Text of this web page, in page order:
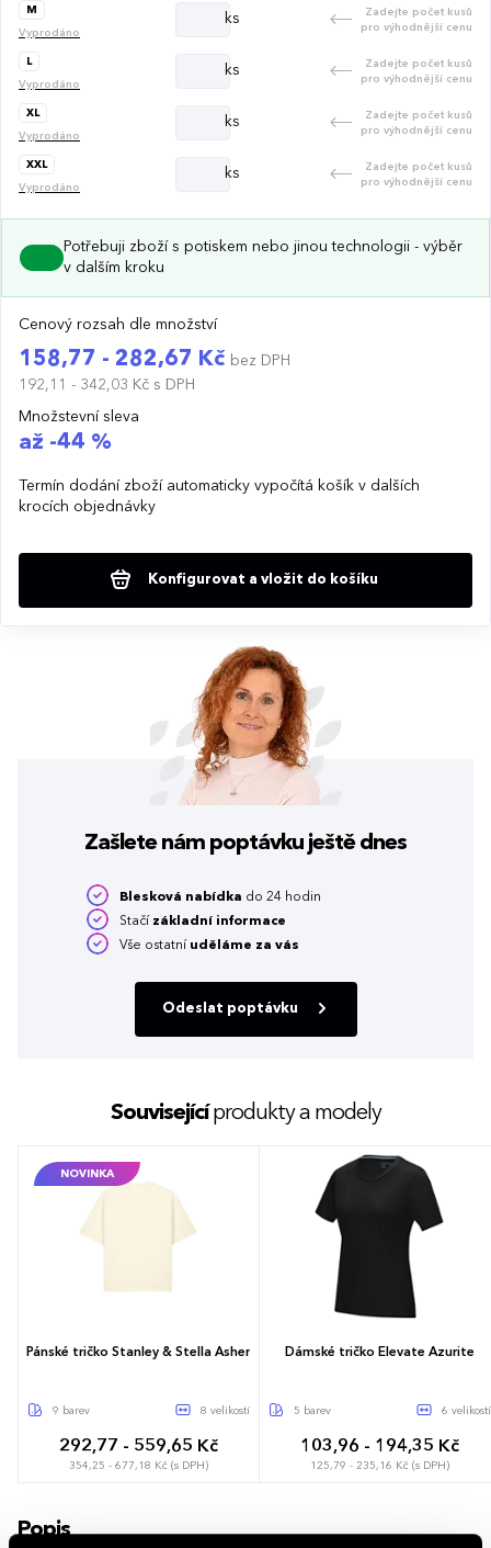
M
Vyprodáno
ks
Zadejte počet kusů
pro výhodnější cenu
L
Vyprodáno
ks
Zadejte počet kusů
pro výhodnější cenu
XL
Vyprodáno
ks
Zadejte počet kusů
pro výhodnější cenu
XXL
Vyprodáno
ks
Zadejte počet kusů
pro výhodnější cenu
Potřebuji zboží s potiskem nebo jinou technologii - výběr
v dalším kroku
Cenový rozsah dle množství
158,77 - 282,67 Kč bez DPH
192,11 - 342,03 Kč s DPH
Množstevní sleva
až -44 %
Termín dodání zboží automaticky vypočítá košík v dalších
krocích objednávky
Konfigurovat a vložit do košíku
Zašlete nám poptávku ještě dnes
Blesková nabídka do 24 hodin
Stačí základní informace
Vše ostatní uděláme za vás
Odeslat poptávku
Souvisejícíprodukty a modely
NOVINKA
Pánské tričko Stanley & Stella Asher
9 barev 8 velikostí
292,77 - 559,65 Kč
354,25 - 677,18 Kč (s DPH)
Dámské tričko Elevate Azurite
5 barev 6 velikostí
103,96 - 194,35 Kč
125,79 - 235,16 Kč (s DPH)
Popis